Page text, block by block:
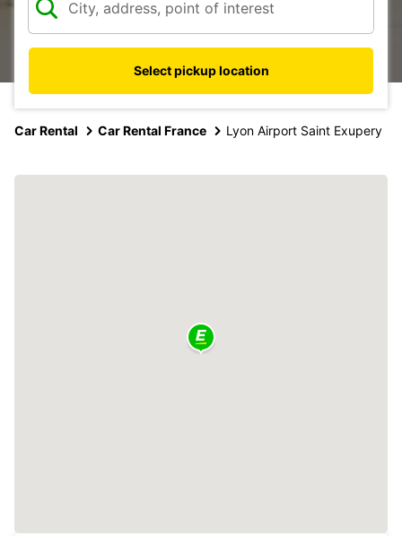
Select pickup location
Car Rental Car Rental France Lyon Airport Saint Exupery